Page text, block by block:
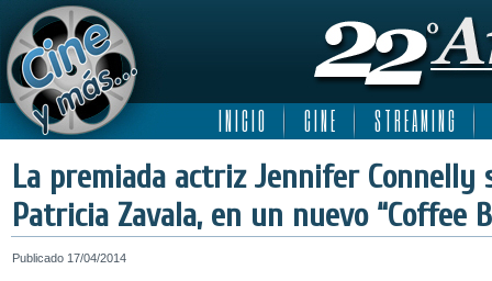
I N I C I O C I N E S T R E A M I N G
La premiada actriz Jennifer Connelly
Patricia Zavala, en un nuevo “Coffee
Publicado 17/04/2014